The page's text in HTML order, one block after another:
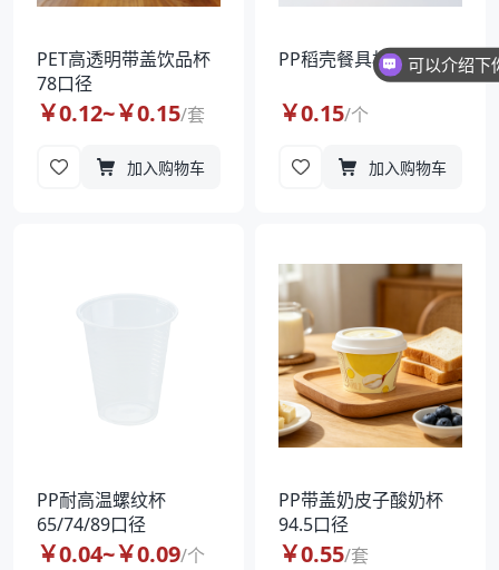
PET高透明带盖饮品杯
78口径
￥0.12~￥0.15/套
加入购物车
PP稻壳餐具杯07070
￥0.15/个
加入购物车
PP耐高温螺纹杯
65/74/89口径
￥0.04~￥0.09/个
PP带盖奶皮子酸奶杯
94.5口径
￥0.55/套